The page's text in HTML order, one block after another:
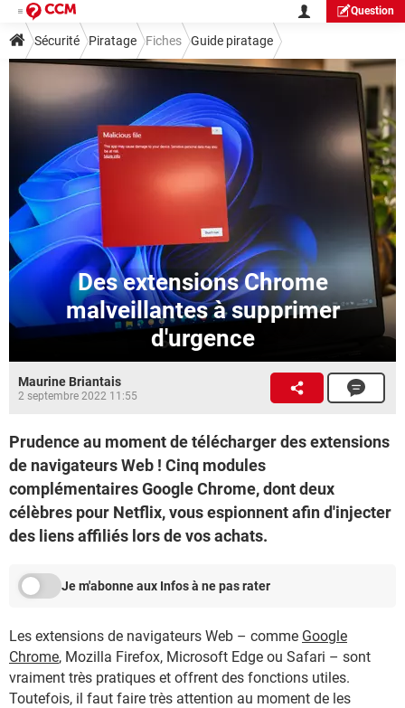
Question
Sécurité Piratage Fiches Guide piratage
Des extensions Chrome
malveillantes à supprimer
d'urgence
Maurine Briantais
2 septembre 2022 11:55
Prudence au moment de télécharger des extensions
de navigateurs Web ! Cinq modules
complémentaires Google Chrome, dont deux
célèbres pour Netflix, vous espionnent afin d'injecter
des liens affiliés lors de vos achats.
Je m'abonne aux Infos à ne pas rater
Les extensions de navigateurs Web – comme Google
Chrome, Mozilla Firefox, Microsoft Edge ou Safari – sont
vraiment très pratiques et offrent des fonctions utiles.
Toutefois, il faut faire très attention au moment de les